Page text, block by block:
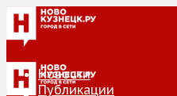
Новости
Публикации